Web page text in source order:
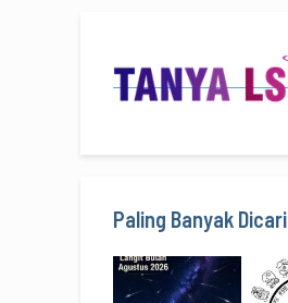
Paling Banyak Dicari